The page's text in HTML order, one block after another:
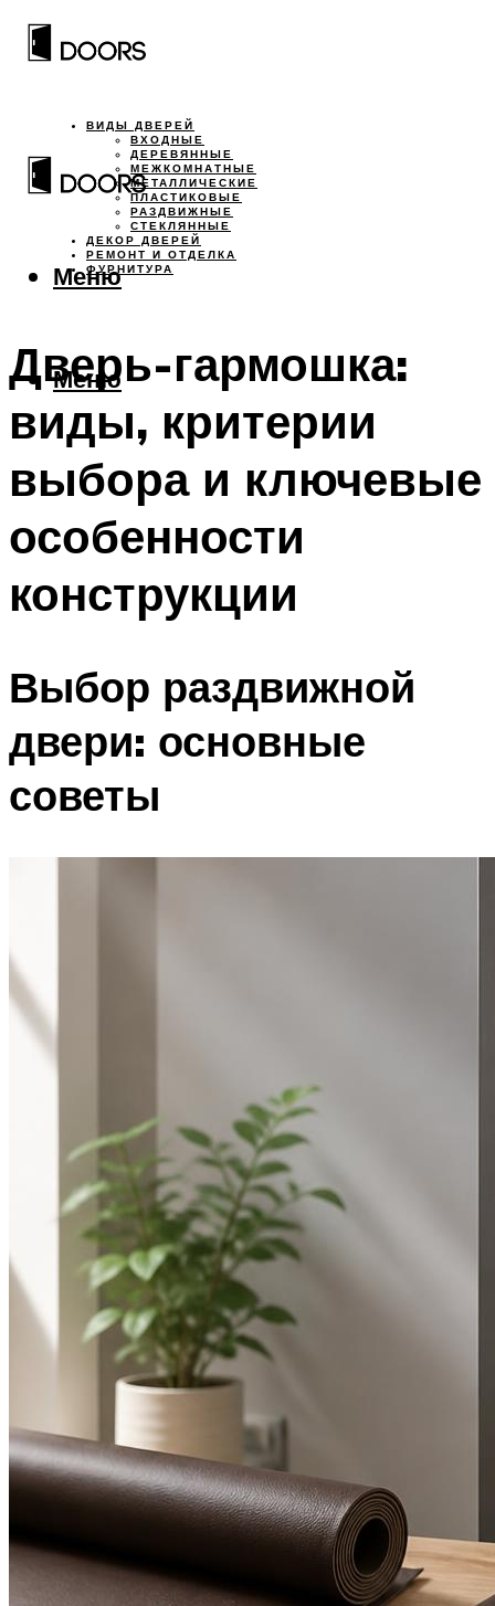
ВИДЫ ДВЕРЕЙ
ВХОДНЫЕ
ДЕРЕВЯННЫЕ
МЕЖКОМНАТНЫЕ
МЕТАЛЛИЧЕСКИЕ
ПЛАСТИКОВЫЕ
РАЗДВИЖНЫЕ
СТЕКЛЯННЫЕ
ДЕКОР ДВЕРЕЙ
РЕМОНТ И ОТДЕЛКА
ФУРНИТУРА
Меню
Меню
Дверь-гармошка:
виды, критерии
выбора и ключевые
особенности
конструкции
Выбор раздвижной
двери: основные
советы